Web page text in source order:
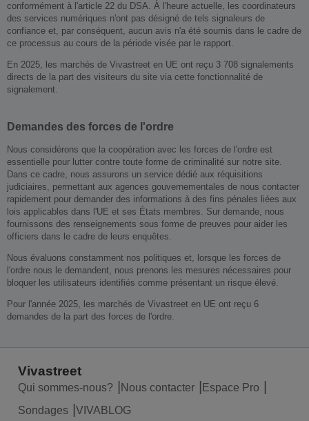
conformément à l'article 22 du DSA. À l'heure actuelle, les coordinateurs
des services numériques n'ont pas désigné de tels signaleurs de
confiance et, par conséquent, aucun avis n'a été soumis dans le cadre de
ce processus au cours de la période visée par le rapport.
En 2025, les marchés de Vivastreet en UE ont reçu 3 708 signalements
directs de la part des visiteurs du site via cette fonctionnalité de
signalement.
Demandes des forces de l'ordre
Nous considérons que la coopération avec les forces de l'ordre est
essentielle pour lutter contre toute forme de criminalité sur notre site.
Dans ce cadre, nous assurons un service dédié aux réquisitions
judiciaires, permettant aux agences gouvernementales de nous contacter
rapidement pour demander des informations à des fins pénales liées aux
lois applicables dans l'UE et ses États membres. Sur demande, nous
fournissons des renseignements sous forme de preuves pour aider les
officiers dans le cadre de leurs enquêtes.
Nous évaluons constamment nos politiques et, lorsque les forces de
l'ordre nous le demandent, nous prenons les mesures nécessaires pour
bloquer les utilisateurs identifiés comme présentant un risque élevé.
Pour l'année 2025, les marchés de Vivastreet en UE ont reçu 6
demandes de la part des forces de l'ordre.
Vivastreet
Qui sommes-nous? Nous contacter
Espace Pro
Sondages
VIVABLOG